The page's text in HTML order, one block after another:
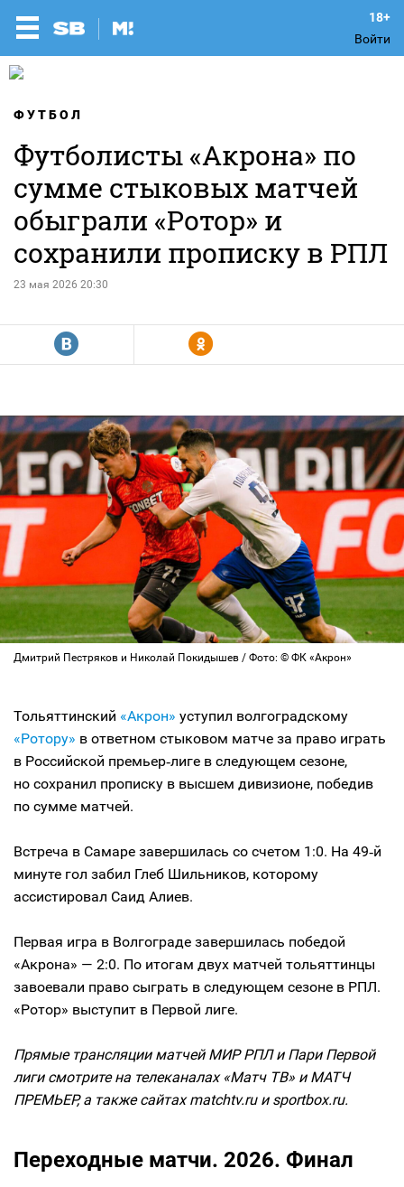
Войти
ФУТБОЛ
Футболисты «Акрона» по
сумме стыковых матчей
обыграли «Ротор» и
сохранили прописку в РПЛ
23 мая 2026 20:30
R Y
Дмитрий Пестряков и Николай Покидышев / Фото: © ФК «Акрон»
Тольяттинский «Акрон» уступил волгоградскому
«Ротору» в ответном стыковом матче за право играть
в Российской премьер‑лиге в следующем сезоне,
но сохранил прописку в высшем дивизионе, победив
по сумме матчей.
Встреча в Самаре завершилась со счетом 1:0. На 49‑й
минуте гол забил Глеб Шильников, которому
ассистировал Саид Алиев.
Первая игра в Волгограде завершилась победой
«Акрона» — 2:0. По итогам двух матчей тольяттинцы
завоевали право сыграть в следующем сезоне в РПЛ.
«Ротор» выступит в Первой лиге.
Прямые трансляции матчей МИР РПЛ и Пари Первой
лиги смотрите на телеканалах «Матч ТВ» и МАТЧ
ПРЕМЬЕР, а также сайтах matchtv.ru и sportbox.ru.
Переходные матчи. 2026. Финал